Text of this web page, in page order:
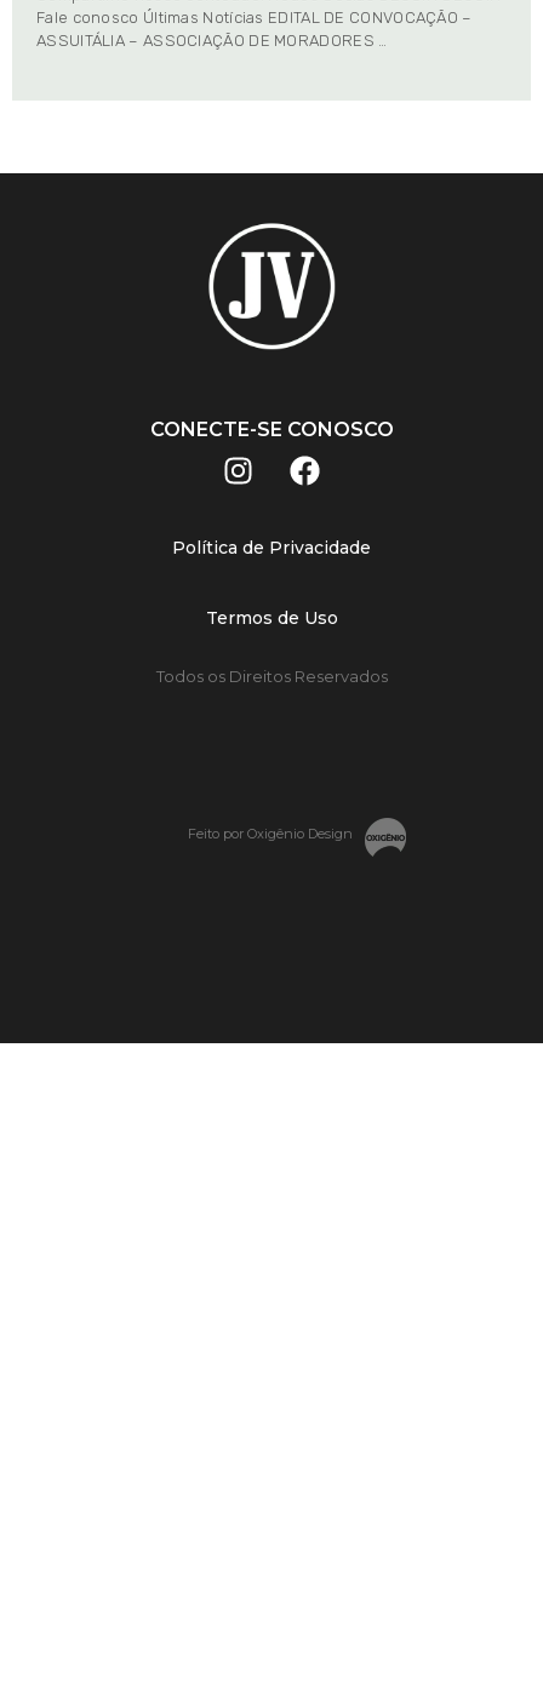
Fale conosco Últimas Notícias EDITAL DE CONVOCAÇÃO –
ASSUITÁLIA – ASSOCIAÇÃO DE MORADORES …
CONECTE-SE CONOSCO
Política de Privacidade
Termos de Uso
Todos os Direitos Reservados
Feito por Oxigênio Design